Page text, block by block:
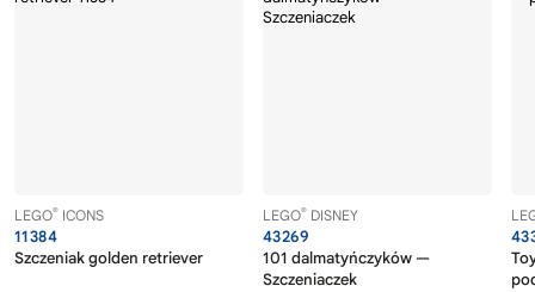
LEGO® ICONS
11384
Szczeniak golden retriever
LEGO® DISNEY
43269
101 dalmatyńczyków —
Szczeniaczek